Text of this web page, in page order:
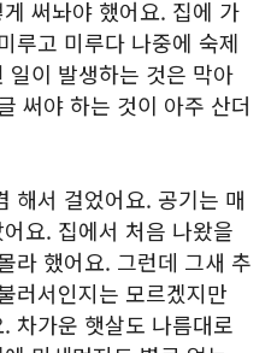
써놔야 했어요. 집에 가
루고 미루다 나중에 숙제
일이 발생하는 것은 막아
써야 하는 것이 아주 산더
해서 걸었어요. 공기는 매
요. 집에서 처음 나왔을
라 했어요. 그런데 그새 추
러서인지는 모르겠지만
차가운 햇살도 나름대로